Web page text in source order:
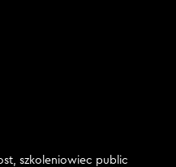
szkoleniowiec public